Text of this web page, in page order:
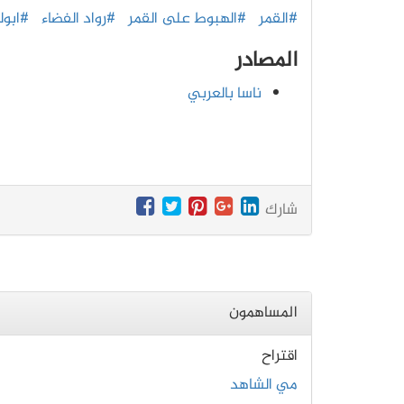
#القمر #الهبوط على القمر #رواد الفضاء
المصادر
ناسا بالعربي
شارك
المساهمون
اقتراح
مي الشاهد